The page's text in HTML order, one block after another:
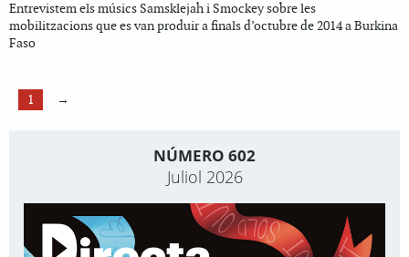
Entrevistem els músics Samsklejah i Smockey sobre les
mobilitzacions que es van produir a finals d’octubre de 2014 a Burkina
Faso
1 →
NÚMERO 602
Juliol 2026